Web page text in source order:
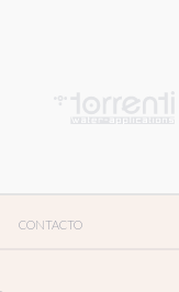
CONTACTO